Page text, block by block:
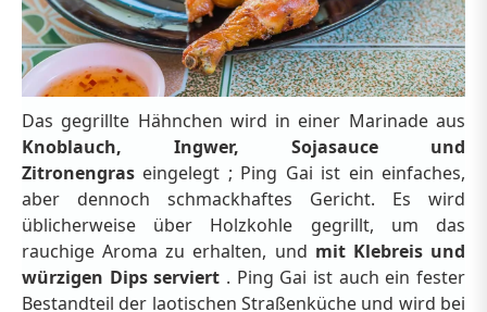
Das gegrillte Hähnchen wird in einer Marinade aus
Knoblauch, Ingwer, Sojasauce und
Zitronengras eingelegt ; Ping Gai ist ein einfaches,
aber dennoch schmackhaftes Gericht. Es wird
üblicherweise über Holzkohle gegrillt, um das
rauchige Aroma zu erhalten, und mit Klebreis und
würzigen Dips serviert . Ping Gai ist auch ein fester
Bestandteil der laotischen Straßenküche und wird bei